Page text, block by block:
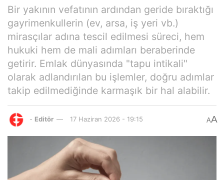
Bir yakının vefatının ardından geride bıraktığı
gayrimenkullerin (ev, arsa, iş yeri vb.)
mirasçılar adına tescil edilmesi süreci, hem
hukuki hem de mali adımları beraberinde
getirir. Emlak dünyasında "tapu intikali"
olarak adlandırılan bu işlemler, doğru adımlar
takip edilmediğinde karmaşık bir hal alabilir.
- Editör 17 Haziran 2026 - 19:15 AA